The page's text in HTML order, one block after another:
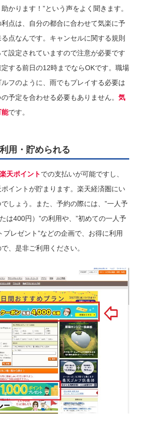
かります！”という声をよく聞きます。
点は、自分の都合に合わせて気楽に予
点なんです。キャンセルに関する規則
設定されていますので注意が必要です
する前日の12時までならOKです。職場
フのように、雨でもプレイする必要は
予定を合わせる必要もありません。 気
能です。
用・貯められる
楽天ポイントでの支払いが可能ですし、
イントが貯まります。楽天経済圏にい
しょう。また、予約の際には、”一人予
は400円）”の利用や、”初めての一人予
レゼント”などの企画で、お得に利用
、是非ご利用ください。